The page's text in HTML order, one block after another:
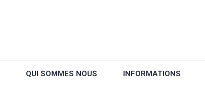
QUI SOMMES NOUS INFORMATIONS